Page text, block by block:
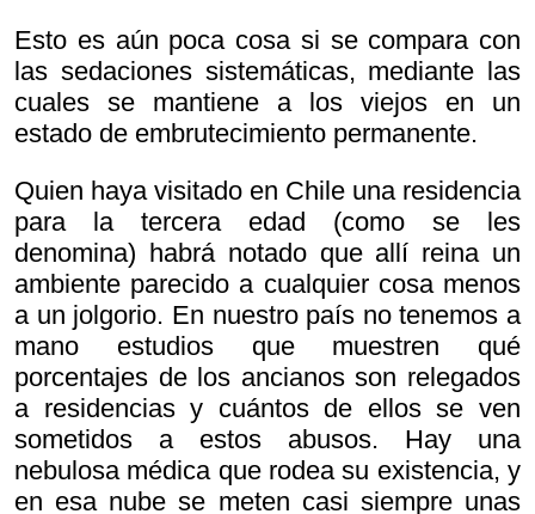
Esto es aún poca cosa si se compara con
las sedaciones sistemáticas, mediante las
cuales se mantiene a los viejos en un
estado de embrutecimiento permanente.
Quien haya visitado en Chile una residencia
para la tercera edad (como se les
denomina) habrá notado que allí reina un
ambiente parecido a cualquier cosa menos
a un jolgorio. En nuestro país no tenemos a
mano estudios que muestren qué
porcentajes de los ancianos son relegados
a residencias y cuántos de ellos se ven
sometidos a estos abusos. Hay una
nebulosa médica que rodea su existencia, y
en esa nube se meten casi siempre unas